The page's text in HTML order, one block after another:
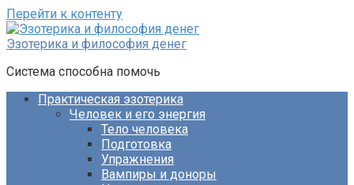
Перейти к контенту
Эзотерика и философия денег
Система способна помочь
Практическая эзотерика
Человек и его энергия
Тело человека
Подготовка
Упражнения
Вампиры и доноры